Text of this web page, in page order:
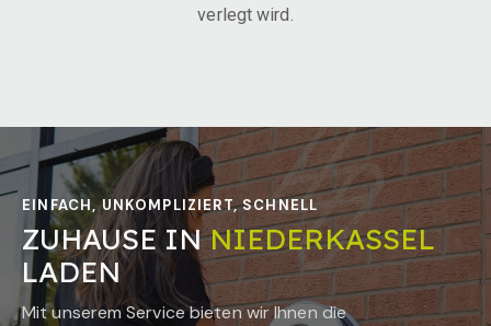
verlegt wird.
EINFACH, UNKOMPLIZIERT, SCHNELL
ZUHAUSE INNIEDERKASSEL
LADEN
Mit unserem Service bieten wir Ihnen die